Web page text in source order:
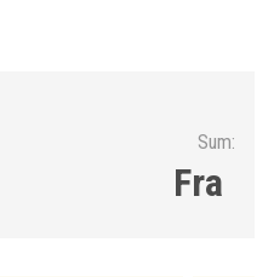
Sum:
Fra